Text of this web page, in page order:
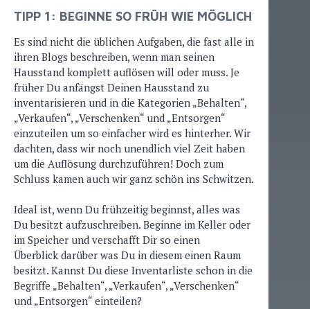
TIPP 1: BEGINNE SO FRÜH WIE MÖGLICH
Es sind nicht die üblichen Aufgaben, die fast alle in
ihren Blogs beschreiben, wenn man seinen
Hausstand komplett auflösen will oder muss. Je
früher Du anfängst Deinen Hausstand zu
inventarisieren und in die Kategorien „Behalten“,
„Verkaufen“, „Verschenken“ und „Entsorgen“
einzuteilen um so einfacher wird es hinterher. Wir
dachten, dass wir noch unendlich viel Zeit haben
um die Auflösung durchzuführen! Doch zum
Schluss kamen auch wir ganz schön ins Schwitzen.
Ideal ist, wenn Du frühzeitig beginnst, alles was
Du besitzt aufzuschreiben. Beginne im Keller oder
im Speicher und verschafft Dir so einen
Überblick darüber was Du in diesem einen Raum
besitzt. Kannst Du diese Inventarliste schon in die
Begriffe „Behalten“, „Verkaufen“, „Verschenken“
und „Entsorgen“ einteilen?